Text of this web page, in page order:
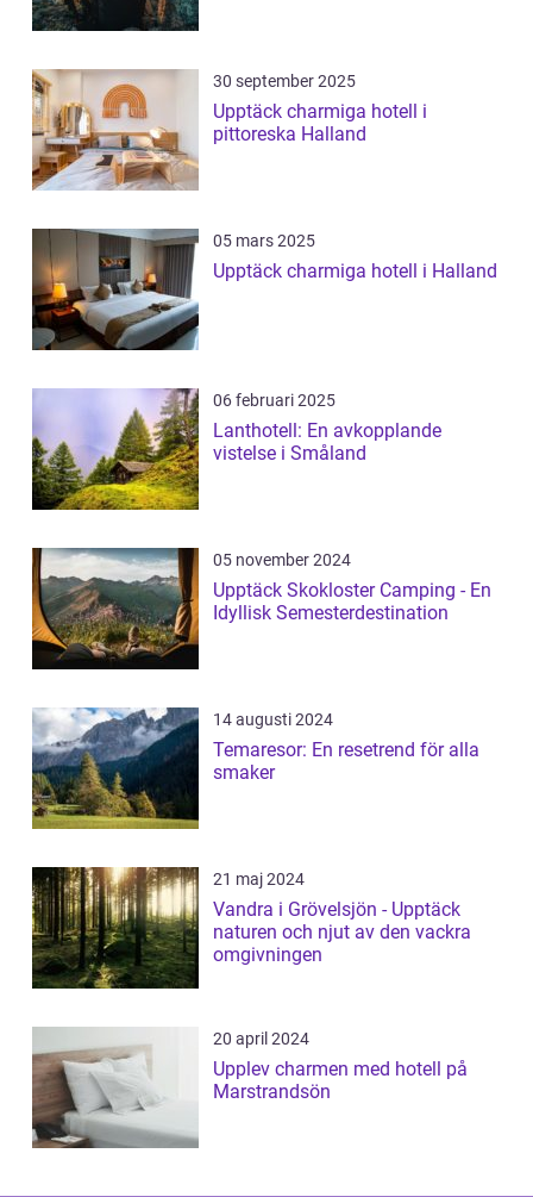
30 september 2025
Upptäck charmiga hotell i
pittoreska Halland
05 mars 2025
Upptäck charmiga hotell i Halland
06 februari 2025
Lanthotell: En avkopplande
vistelse i Småland
05 november 2024
Upptäck Skokloster Camping - En
Idyllisk Semesterdestination
14 augusti 2024
Temaresor: En resetrend för alla
smaker
21 maj 2024
Vandra i Grövelsjön - Upptäck
naturen och njut av den vackra
omgivningen
20 april 2024
Upplev charmen med hotell på
Marstrandsön